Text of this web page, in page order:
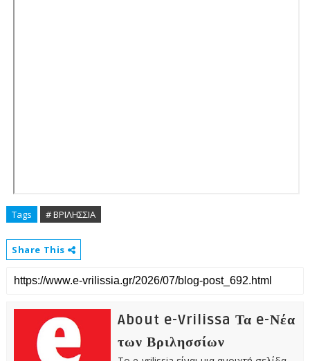
Tags # ΒΡΙΛΗΣΣΙΑ
Share This
About e-Vrilissa Τα e-Νέα
των Βριλησσίων